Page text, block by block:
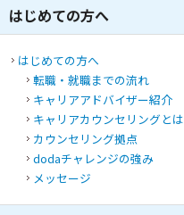
はじめての方へ
はじめての方へ
転職・就職までの流れ
キャリアアドバイザー紹介
キャリアカウンセリングとは
カウンセリング拠点
dodaチャレンジの強み
メッセージ